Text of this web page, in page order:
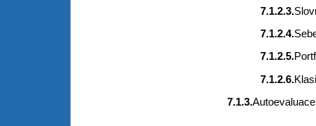
7.1.2.3.
7.1.2.4.
7.1.2.5.
7.1.2.6.
7.1.3.